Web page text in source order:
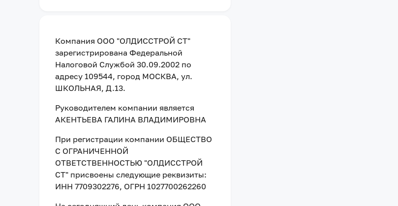
Компания ООО "ОЛДИССТРОЙ СТ"
зарегистрирована Федеральной
Налоговой Службой 30.09.2002 по
адресу 109544, город МОСКВА, ул.
ШКОЛЬНАЯ, Д.13.
Руководителем компании является
АКЕНТЬЕВА ГАЛИНА ВЛАДИМИРОВНА
При регистрации компании ОБЩЕСТВО
С ОГРАНИЧЕННОЙ
ОТВЕТСТВЕННОСТЬЮ "ОЛДИССТРОЙ
СТ" присвоены следующие реквизиты:
ИНН 7709302276, ОГРН 1027700262260